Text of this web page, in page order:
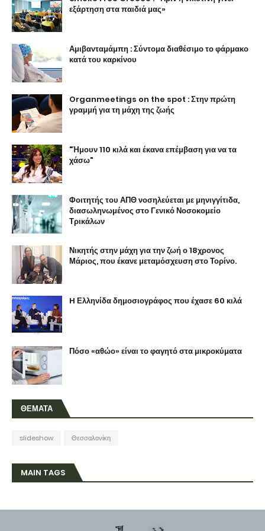
εξάρτηση στα παιδιά μας»
Αμιβανταμάμπη : Σύντομα διαθέσιμο το φάρμακο
κατά του καρκίνου
Organmeetings on the spot : Στην πρώτη
γραμμή για τη μάχη της ζωής
"Ήμουν 110 κιλά και έκανα επέμβαση για να τα
χάσω"
Φοιτητής του ΑΠΘ νοσηλεύεται με μηνιγγίτιδα,
διασωληνωμένος στο Γενικό Νοσοκομείο
Τρικάλων
Νικητής στην μάχη για την ζωή ο 18χρονος
Μάριος, που έκανε μεταμόσχευση στο Τορίνο.
H Ελληνίδα δημοσιογράφος που έχασε 60 κιλά
Πόσο «αθώο» είναι το φαγητό στα μικροκύματα
ΘΕΜΑΤΑ
slideshow Θεσσαλονίκη
MAIN TAGS